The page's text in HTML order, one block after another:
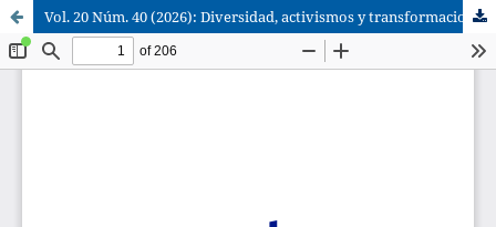
Vol. 20 Núm. 40 (2026): Diversidad, activismos y transformaciones. Las mujeres en la investigación-creación artística